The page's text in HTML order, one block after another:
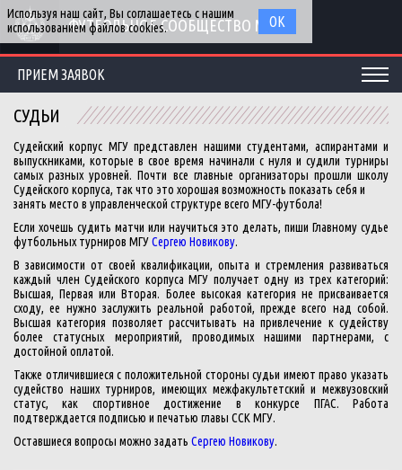
ФУТБОЛЬНОЕ СООБЩЕСТВО МГУ
ПРИЕМ ЗАЯВОК
СУДЬИ
Судейский корпус МГУпредставлен нашими студентами, аспирантами и
выпускниками, которые в свое время начинали с нуля и судили турниры
самых разных уровней. Почти все главные организаторы прошли школу
Судейского корпуса, так что это хорошая возможность показать себя и
занять место в управленческой структуре всего МГУ-футбола!
Если хочешь судить матчи или научиться это делать, пиши Главному судье
футбольных турниров МГУСергею Новикову.
В зависимости от своей квалификации, опыта и стремления развиваться
каждый член Судейского корпуса МГУ получает одну из трех категорий:
Высшая, Первая или Вторая. Более высокая категория не присваивается
сходу, ее нужно заслужить реальной работой, прежде всего над собой.
Высшая категория позволяет рассчитывать на привлечение к судейству
более статусных мероприятий, проводимых нашими партнерами, с
достойной оплатой.
Также отличившиеся с положительной стороны судьи имеют право указать
судейство наших турниров, имеющих межфакультетский и межвузовский
статус, как спортивное достижение в конкурсе ПГАС. Работа
подтверждается подписью и печатью главы ССК МГУ.
Оставшиеся вопросы можно задать Сергею Новикову.
Используя наш сайт, Вы соглашаетесь с нашим
использованием файлов cookies.
ОК